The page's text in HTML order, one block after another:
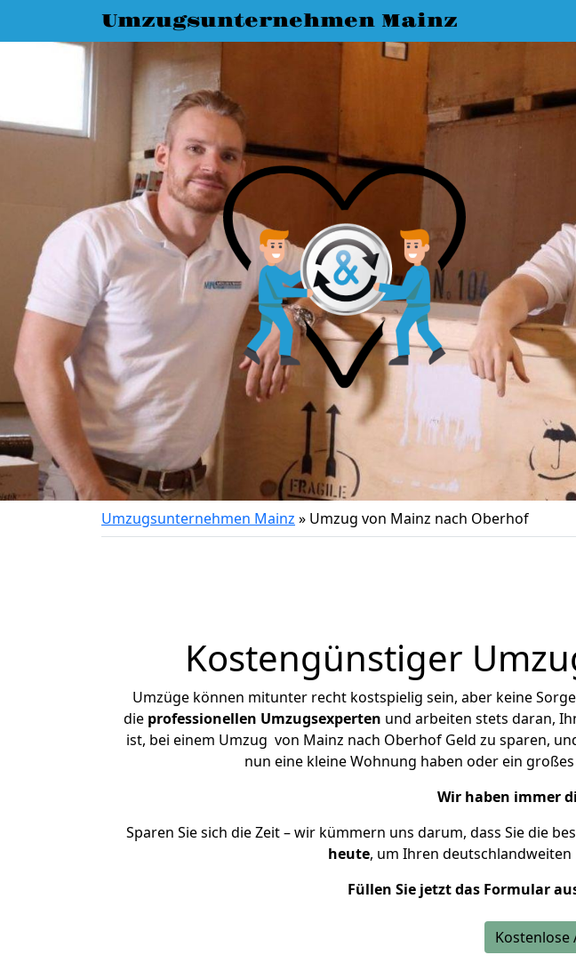
Umzugsunternehmen Mainz
Umzugsunternehmen Mainz » Umzug von Mainz nach Oberhof
Kostengünstiger
Umzüge können mitunter recht kostspielig sein, aber keine
die professionellen Umzugsexperten und arbeiten stets daran,
ist, bei einem Umzug von Mainz nach Oberhof Geld zu sparen,
nun eine kleine Wohnung haben oder ein
Wir haben immer
Sparen Sie sich die Zeit – wir kümmern uns darum, dass Sie die
heute, um Ihren
Füllen Sie jetzt das Formular
Kostenlose